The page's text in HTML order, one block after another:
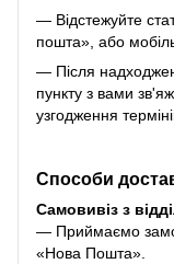
— Відстежуйте
пошта», або
— Після
пункту з вами
узгодження
Способи
Самовивіз з
— Приймаємо
«Нова Пошта».